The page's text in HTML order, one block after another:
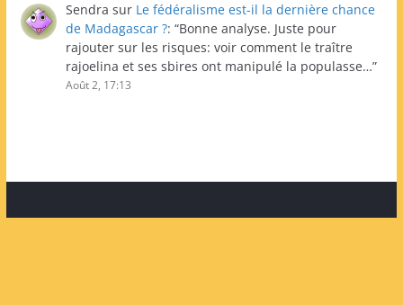
Sendra sur Le fédéralisme est-il la dernière chance
de Madagascar ?: “Bonne analyse. Juste pour
rajouter sur les risques: voir comment le traître
rajoelina et ses sbires ont manipulé la populasse…”
Août 2, 17:13